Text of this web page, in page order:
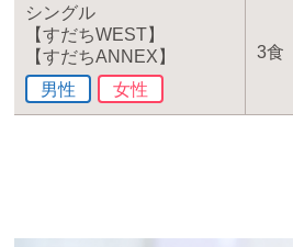
シングル
【すだちWEST】
【すだちANNEX】
男性
女性
3食